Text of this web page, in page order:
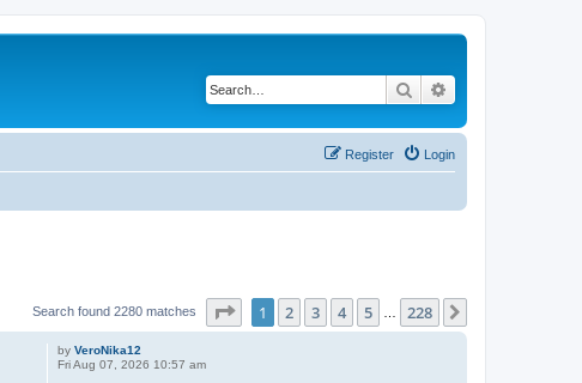
Search
Login
Register
Search found 2280 matches Page of 228
1 2 3 4 5 228
byVeroNika12
Fri Aug 07, 2026 10:57 am